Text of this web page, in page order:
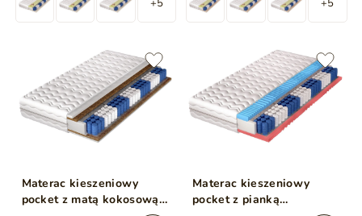
+5 +5
Materac kieszeniowy
pocket z matą kokosową
Materac kieszeniowy
pocket z pianką